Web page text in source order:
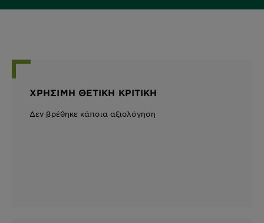
ΧΡΉΣΙΜΗ ΘΕΤΙΚΉ ΚΡΙΤΙΚΉ
Δεν βρέθηκε κάποια αξιολόγηση